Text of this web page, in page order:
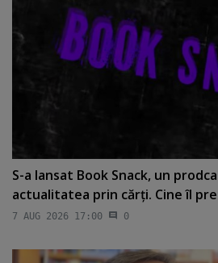
S-a lansat Book Snack, un
actualitatea prin cărţi. Cine îl
7 AUG 2026 17:00 0